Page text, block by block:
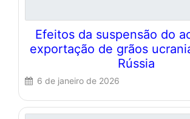
Efeitos da suspensão do
exportação de grãos
Rússia
6 de janeiro de 2026